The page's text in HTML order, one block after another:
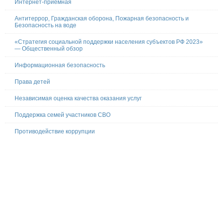
Интернет-приёмная
Антитеррор, Гражданская оборона, Пожарная безопасность и
Безопасность на воде
«Стратегия социальной поддержки населения субъектов РФ 2023»
— Общественный обзор
Информационная безопасность
Права детей
Независимая оценка качества оказания услуг
Поддержка семей участников СВО
Противодействие коррупции